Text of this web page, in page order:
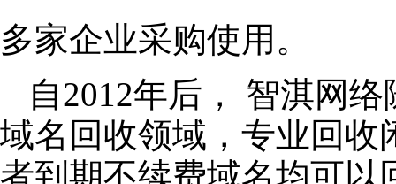
多家企业采购使用。
自2012年后， 智淇网
域名回收领域，专业回收
者到期不续费域名均可以